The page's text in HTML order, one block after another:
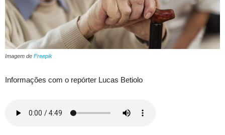
Imagem de Freepik
Informações com o repórter Lucas Betiolo